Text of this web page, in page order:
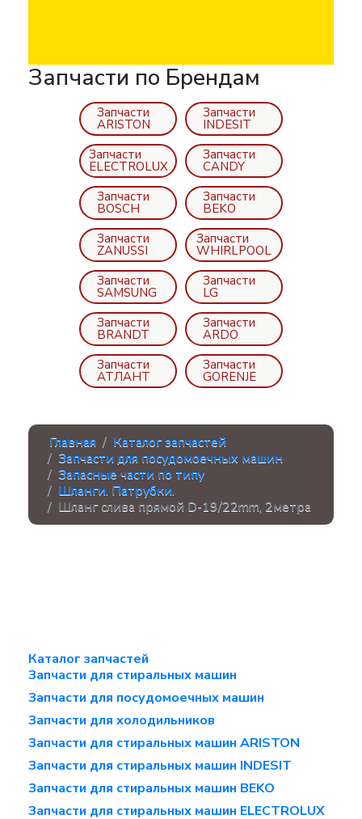
Запчасти по Брендам
Запчасти
ARISTON
Запчасти
INDESIT
Запчасти
ELECTROLUX
Запчасти
CANDY
Запчасти
BOSCH
Запчасти
BEKO
Запчасти
ZANUSSI
Запчасти
WHIRLPOOL
Запчасти
SAMSUNG
Запчасти
LG
Запчасти
BRANDT
Запчасти
ARDO
Запчасти
АТЛАНТ
Запчасти
GORENJE
Главная
Каталог запчастей
Запчасти для посудомоечных машин
Запасные части по типу
Шланги. Патрубки.
Шланг слива прямой D-19/22mm, 2метра
Каталог запчастей
Запчасти для стиральных машин
Запчасти для посудомоечных машин
Запчасти для холодильников
Запчасти для стиральных машин ARISTON
Запчасти для стиральных машин INDESIT
Запчасти для стиральных машин BEKO
Запчасти для стиральных машин ELECTROLUX